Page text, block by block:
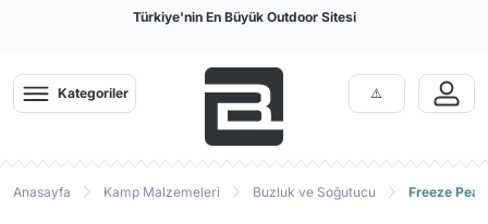
Türkiye'nin En Büyük Outdoor Sitesi
Kategoriler
Anasayfa Kamp Malzemeleri Buzluk ve Soğutucu Freeze